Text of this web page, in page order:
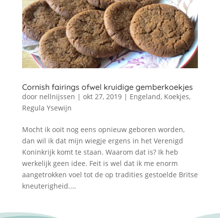
Cornish fairings ofwel kruidige gemberkoekjes
door nellnijssen | okt 27, 2019| Engeland, Koekjes,
Regula Ysewijn
Mocht ik ooit nog eens opnieuw geboren worden,
dan wil ik dat mijn wiegje ergens in het Verenigd
Koninkrijk komt te staan. Waarom dat is? Ik heb
werkelijk geen idee. Feit is wel dat ik me enorm
aangetrokken voel tot de op tradities gestoelde Britse
kneuterigheid....